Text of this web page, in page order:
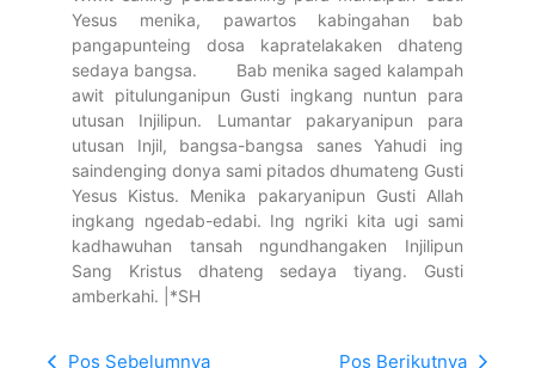
Yesus menika, pawartos kabingahan bab
pangapunteing dosa kapratelakaken dhateng
sedaya bangsa. Bab menika saged kalampah
awit pitulunganipun Gusti ingkang nuntun para
utusan Injilipun. Lumantar pakaryanipun para
utusan Injil, bangsa-bangsa sanes Yahudi ing
saindenging donya sami pitados dhumateng Gusti
Yesus Kistus. Menika pakaryanipun Gusti Allah
ingkang ngedab-edabi. Ing ngriki kita ugi sami
kadhawuhan tansah ngundhangaken Injilipun
Sang Kristus dhateng sedaya tiyang. Gusti
amberkahi. |*SH
Pos Sebelumnya Pos Berikutnya